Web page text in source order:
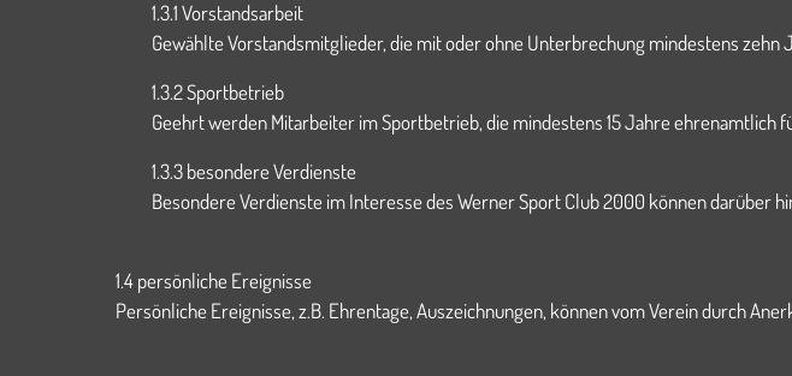
1.3.1 Vorstandsarbeit
Gewählte Vorstandsmitglieder, die mit oder ohne Unterbrechung mindestens
1.3.2 Sportbetrieb
Geehrt werden Mitarbeiter im Sportbetrieb, die mindestens 15 Jahre ehrenamtlich
1.3.3 besondere Verdienste
Besondere Verdienste im Interesse des Werner Sport Club 2000 können darüber
1.4 persönliche Ereignisse
Persönliche Ereignisse, z.B. Ehrentage, Auszeichnungen, können vom Verein durch